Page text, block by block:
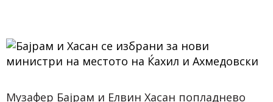
Музафер Бајрам и Елвин Хасан попладнево